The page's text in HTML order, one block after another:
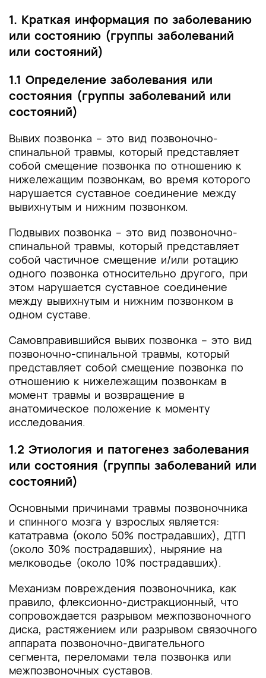
1. Краткая информация по заболеванию
или состоянию (группы заболеваний
или состояний)
1.1 Определение заболевания или
состояния (группы заболеваний или
состояний)
Вывих позвонка – это вид позвоночно-
спинальной травмы, который представляет
собой смещение позвонка по отношению к
нижележащим позвонкам, во время которого
нарушается суставное соединение между
вывихнутым и нижним позвонком.
Подвывих позвонка – это вид позвоночно-
спинальной травмы, который представляет
собой частичное смещение и/или ротацию
одного позвонка относительно другого, при
этом нарушается суставное соединение
между вывихнутым и нижним позвонком в
одном суставе.
Самовправившийся вывих позвонка – это вид
позвоночно-спинальной травмы, который
представляет собой смещение позвонка по
отношению к нижележащим позвонкам в
момент травмы и возвращение в
анатомическое положение к моменту
исследования.
1.2 Этиология и патогенез заболевания
или состояния (группы заболеваний или
состояний)
Основными причинами травмы позвоночника
и спинного мозга у взрослых является:
кататравма (около 50% пострадавших), ДТП
(около 30% пострадавших), ныряние на
мелководье (около 10% пострадавших).
Механизм повреждения позвоночника, как
правило, флексионно-дистракционный, что
сопровождается разрывом межпозвоночного
диска, растяжением или разрывом связочного
аппарата позвоночно-двигательного
сегмента, переломами тела позвонка или
межпозвоночных суставов.